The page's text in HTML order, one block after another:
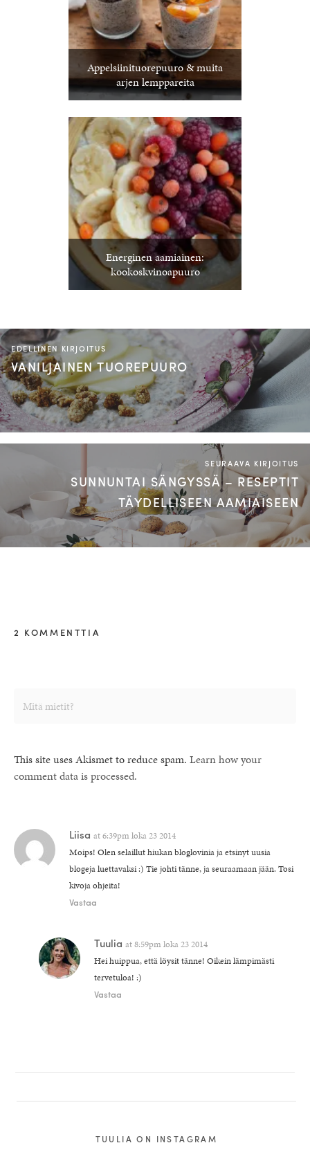
Appelsiinituorepuuro & muita
arjen lemppareita
Energinen aamiainen:
kookoskvinoapuuro
EDELLINEN KIRJOITUS
VANILJAINEN TUOREPUURO
SEURAAVA KIRJOITUS
SUNNUNTAI SÄNGYSSÄ – RESEPTIT
TÄYDELLISEEN AAMIAISEEN
2 KOMMENTTIA
This site uses Akismet to reduce spam. Learn how your
comment data is processed.
Liisa at6:39pm loka 23 2014
Moips! Olen selaillut hiukan bloglovinia ja etsinyt uusia
blogeja luettavaksi :) Tie johti tänne, ja seuraamaan jään. Tosi
kivoja ohjeita!
Vastaa
Tuulia at8:59pm loka 23 2014
Hei huippua, että löysit tänne! Oikein lämpimästi
tervetuloa! :)
Vastaa
TUULIA ON INSTAGRAM